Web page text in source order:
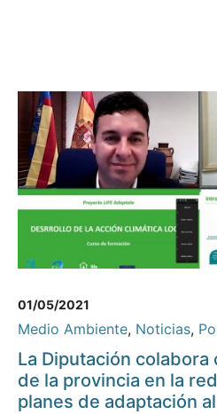
01/05/2021
Medio Ambiente, Noticias,
La Diputación
de la provincia en la
planes de adaptación